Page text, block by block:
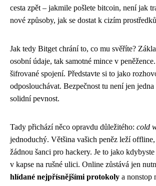
cesta zpět – jakmile pošlete bitcoin, není jak
nové způsoby, jak se dostat k cizím
Jak tedy Bitget chrání to, co mu svěříte?
osobní údaje, tak samotné mince v
šifrované spojení. Představte si to jako
odposlouchávat. Bezpečnost tu není jen
solidní pevnost.
Tady přichází něco opravdu důležitého: cold
jednoduchý. Většina vašich peněz leží
žádnou šanci pro hackery. Je to jako
v kapse na rušné ulici. Online zůstává jen
hlídané nejpřísnějšími protokoly a nonstop